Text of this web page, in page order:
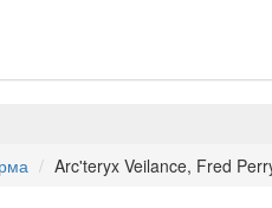
Arc'teryx Veilance, Fred